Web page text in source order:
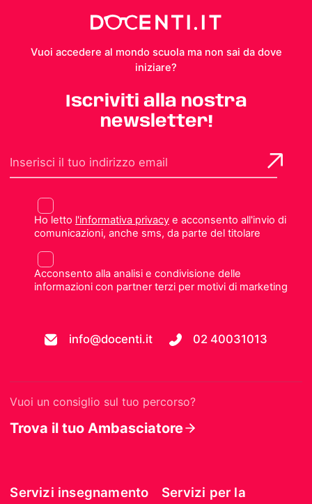
Vuoi accedere al mondo scuola ma non sai da dove
iniziare?
Iscriviti alla nostra
newsletter!
Ho letto l'informativa privacye acconsento all'invio di
comunicazioni, anche sms, da parte del titolare
Acconsento alla analisi e condivisione delle
informazioni con partner terzi per motivi di marketing
info@docenti.it 02 40031013
Vuoi un consiglio sul tuo percorso?
Trova il tuo Ambasciatore
Servizi insegnamento
Servizi per la